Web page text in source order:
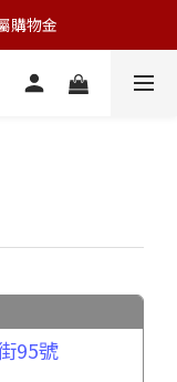
年最優惠！
購物金
年最優惠！
95號